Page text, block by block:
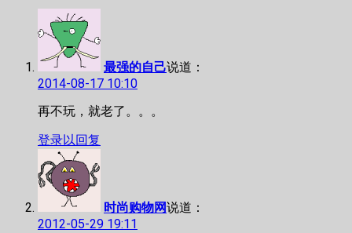
最强的自己说道：
2014-08-17 10:10
再不玩，就老了。。。
登录以回复
时尚购物网说道：
2012-05-29 19:11